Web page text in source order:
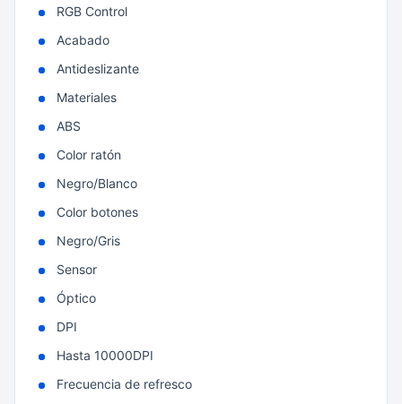
RGB Control
Acabado
Antideslizante
Materiales
ABS
Color ratón
Negro/Blanco
Color botones
Negro/Gris
Sensor
Óptico
DPI
Hasta 10000DPI
Frecuencia de refresco